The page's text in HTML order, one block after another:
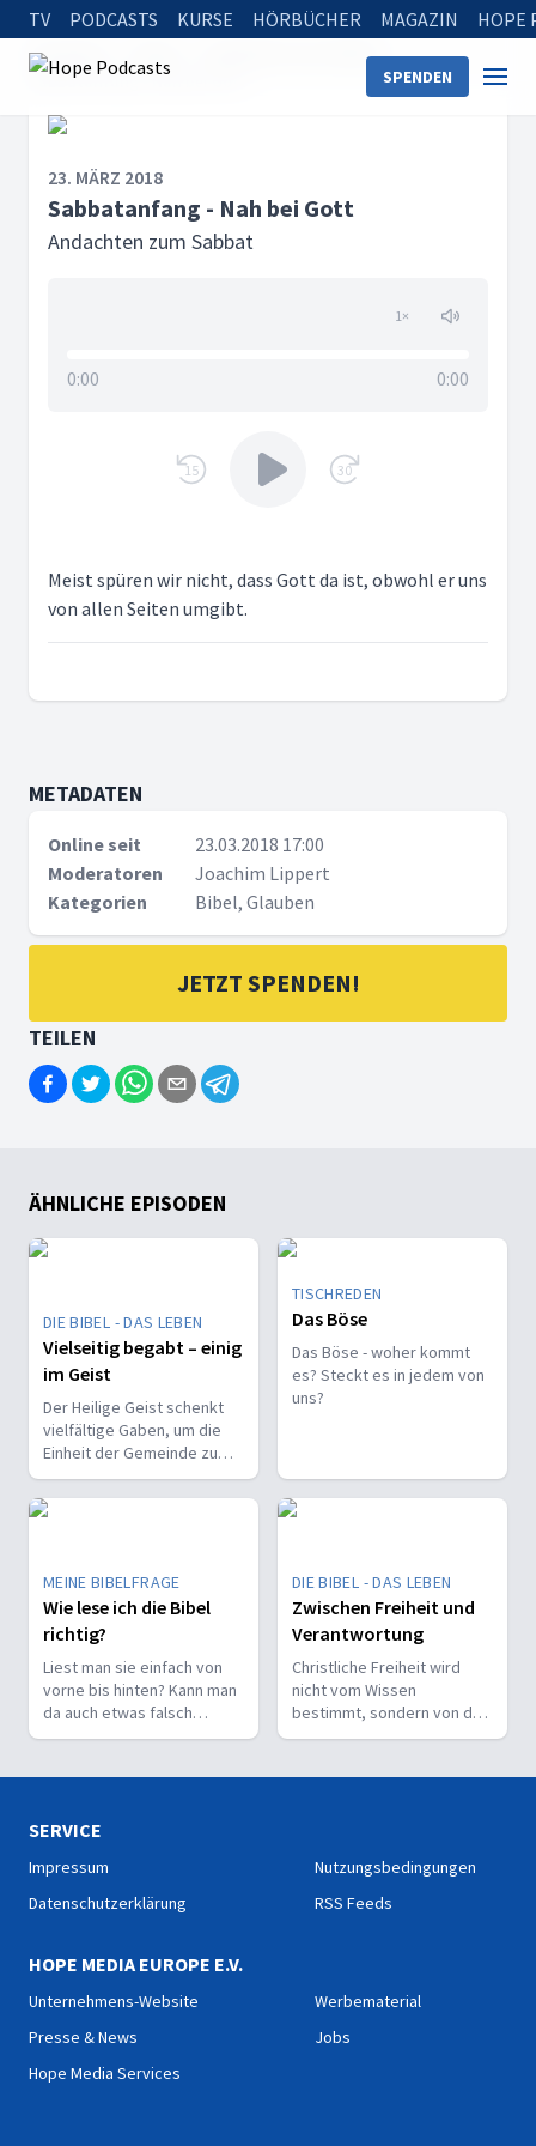
TV PODCASTS KURSE HÖRBÜCHER MAGAZIN HOPE
SPENDEN
Startseite
Andachten zum Sabbat
Sabbatanfang - Nah bei Gott
23. MÄRZ 2018
Sabbatanfang - Nah bei Gott
Andachten zum Sabbat
1×
0:00 0:00
15 30
Meist spüren wir nicht, dass Gott da ist, obwohl er uns
von allen Seiten umgibt.
METADATEN
Online seit
23.03.2018 17:00
Moderatoren
Joachim Lippert
Kategorien
Bibel, Glauben
JETZT SPENDEN!
TEILEN
ÄHNLICHE EPISODEN
DIE BIBEL - DAS LEBEN
Vielseitig begabt – einig
im Geist
Der Heilige Geist schenkt
vielfältige Gaben, um die
Einheit der Gemeinde zu
stärken und sie zu
befähigen, Christus vor den
Menschen zu bekennen.
TISCHREDEN
Das Böse
Das Böse - woher kommt
es? Steckt es in jedem von
uns?
MEINE BIBELFRAGE
Wie lese ich die Bibel
richtig?
Liest man sie einfach von
vorne bis hinten? Kann man
da auch etwas falsch
machen? Wie interpretiert
DIE BIBEL - DAS LEBEN
Zwischen Freiheit und
Verantwortung
Christliche Freiheit wird
nicht vom Wissen
bestimmt, sondern von der
Beziehung zum Nächsten –
SERVICE
Impressum
Datenschutzerklärung
Nutzungsbedingungen
RSS Feeds
HOPE MEDIA EUROPE E.V.
Unternehmens-Website
Presse & News
Hope Media Services
Werbematerial
Jobs